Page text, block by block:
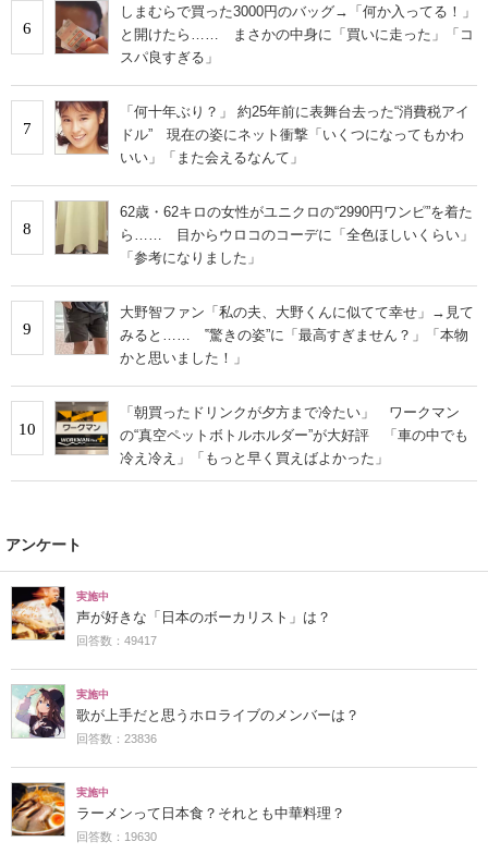
6
しまむらで買った3000円のバッグ→「何か入ってる！」
と開けたら…… まさかの中身に「買いに走った」「コ
スパ良すぎる」
7
「何十年ぶり？」 約25年前に表舞台去った“消費税アイ
ドル” 現在の姿にネット衝撃「いくつになってもかわ
いい」「また会えるなんて」
8
62歳・62キロの女性がユニクロの“2990円ワンピ”を着た
ら…… 目からウロコのコーデに「全色ほしいくらい」
「参考になりました」
9
大野智ファン「私の夫、大野くんに似てて幸せ」→見て
みると…… ‟驚きの姿”に「最高すぎません？」「本物
かと思いました！」
10
「朝買ったドリンクが夕方まで冷たい」 ワークマン
の“真空ペットボトルホルダー”が大好評 「車の中でも
冷え冷え」「もっと早く買えばよかった」
アンケート
実施中
声が好きな「日本のボーカリスト」は？
回答数：49417
実施中
歌が上手だと思うホロライブのメンバーは？
回答数：23836
実施中
ラーメンって日本食？それとも中華料理？
回答数：19630